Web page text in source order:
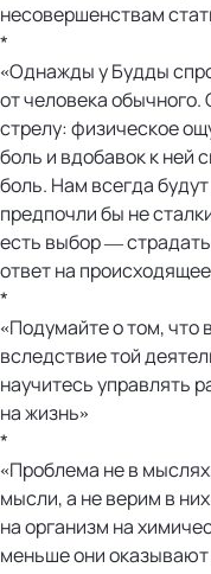
несовершенствам
*
«Однажды у Будды
от человека
стрелу: физическое
боль и вдобавок к ней
боль. Нам всегда
предпочли бы не
есть выбор —
ответ на
*
«Подумайте о том, что
вследствие той
научитесь управлять
на жизнь»
*
«Проблема не в
мысли, а не верим в
на организм на
меньше они оказывают